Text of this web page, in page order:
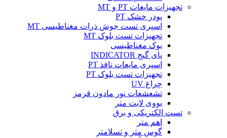
تجهیزات مایعات PT و MT
پودر خشک PT
اسپری تست جوش ذرات مغناطیسی MT
تجهیزات تست بلوک MT
یوک مغناطیسی
پای گیج INDICATOR
اسپری مایعات نافذ PT
تجهیزات تست بلوک PT
چراغ UV
تشعشعات نور مادون قرمز
یووی لایت متر
تست الکتریکی و برق
اهم متر
گوس متر و تسلامتر